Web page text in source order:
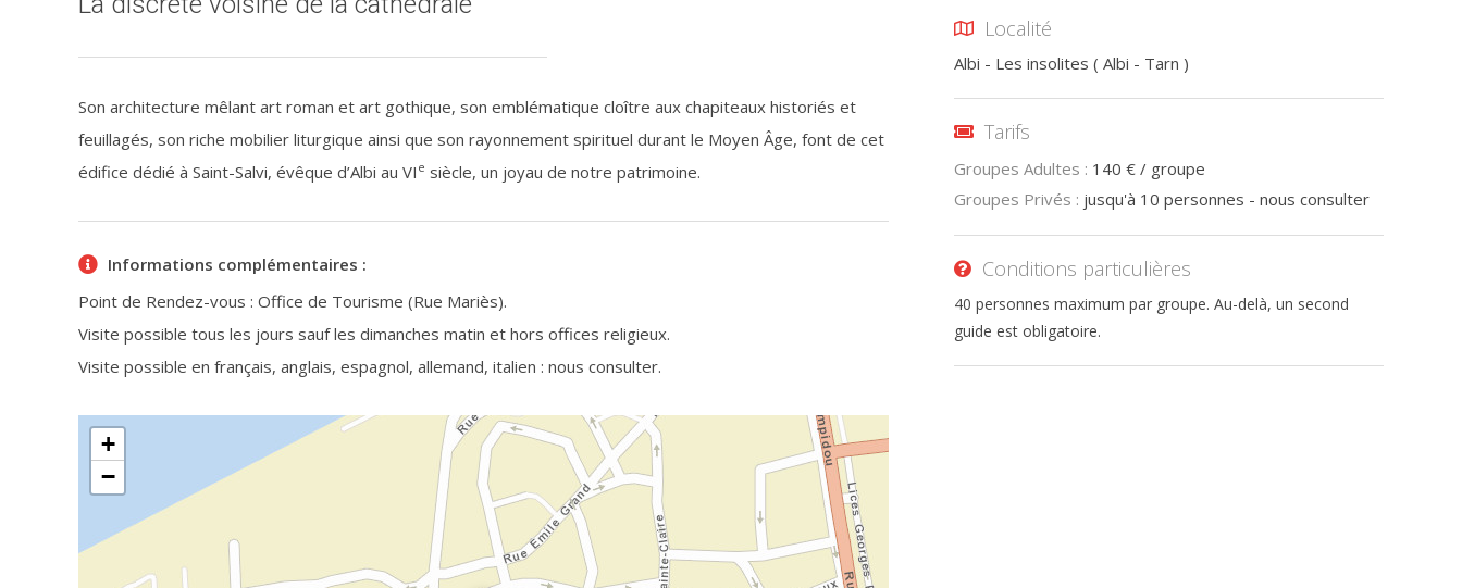
Son architecture mêlant art roman et art gothique, son emblématique cloître aux chapiteaux historiés et
feuillagés, son riche mobilier liturgique ainsi que son rayonnement spirituel durant le Moyen Âge, font de cet
édifice dédié à Saint-Salvi, évêque d’Albi au VI e siècle, un joyau de notre patrimoine.
Informations complémentaires :
Point de Rendez-vous : Office de Tourisme (Rue Mariès).
Visite possible tous les jours sauf les dimanches matin et hors offices religieux.
Visite possible en français, anglais, espagnol, allemand, italien : nous consulter.
+
−
Localité
Albi - Les insolites ( Albi - Tarn )
Tarifs
Groupes Adultes : 140 € / groupe
Groupes Privés : jusqu'à 10 personnes - nous consulter
Conditions particulières
40 personnes maximum par groupe. Au-delà, un second
guide est obligatoire.